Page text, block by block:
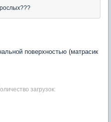
поверхностью (матрасик
загрузок: